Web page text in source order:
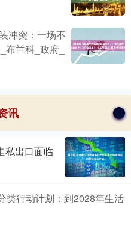
冲突：一场不
兰科_政府_
讯
私出口面临
类行动计划：到2028年生活